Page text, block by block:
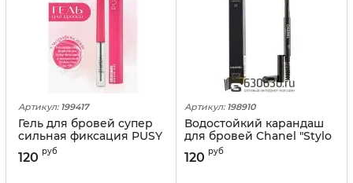
Артикул: 199417
Гель для бровей супер
сильная фиксация PUSY
"Super Fix Brow Gel" 5 ml
120 руб
Артикул: 198910
Водостойкий карандаш
для бровей Chanel "Stylo
Sourcils Waterproof"
120 руб